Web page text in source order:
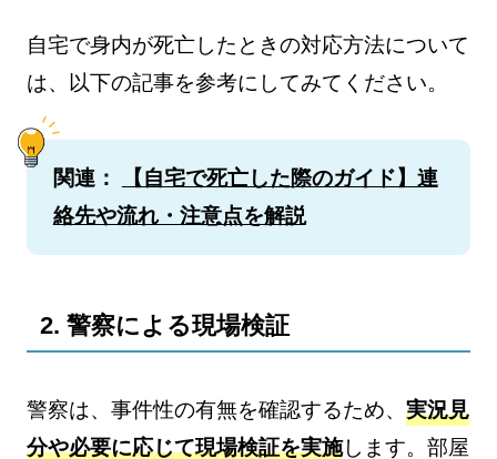
自宅で身内が死亡したときの対応方法について
は、以下の記事を参考にしてみてください。
関連：
【自宅で死亡した際のガイド】連
絡先や流れ・注意点を解説
2. 警察による現場検証
警察は、事件性の有無を確認するため、 実況見
分や必要に応じて現場検証を実施します。部屋